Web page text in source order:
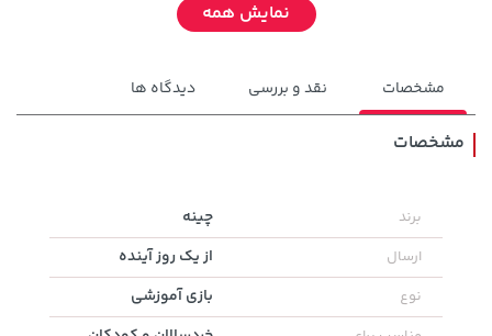
149,900 تومان 169,900 تومان
نمایش همه
مشخصات نقد و بررسی دیدگاه ها
مشخصات
برند چینه
ارسال از یک روز آینده
نوع بازی آموزشی